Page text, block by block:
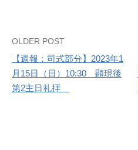
Post
navigation
OLDER POST
【週報：司式部分】2023年1
月15日（日）10:30 顕現後
第2主日礼拝